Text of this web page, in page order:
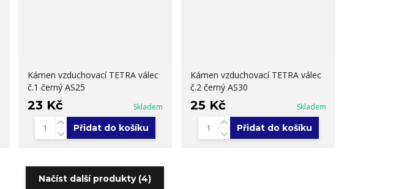
Kámen vzduchovací TETRA válec
č.1 černý AS25
23 Kč Skladem
Přidat do košíku
Kámen vzduchovací TETRA válec
č.2 černý AS30
25 Kč Skladem
Přidat do košíku
Načíst další produkty (4)